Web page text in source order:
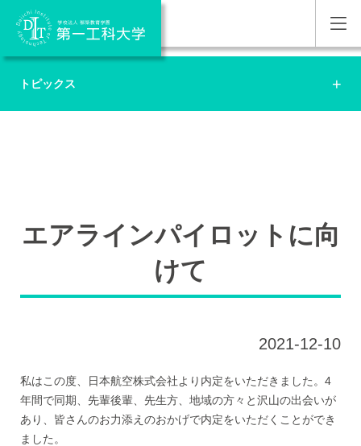
トピックス
エアラインパイロットに向
けて
2021-12-10
私はこの度、日本航空株式会社より内定をいただきました。4
年間で同期、先輩後輩、先生方、地域の方々と沢山の出会いが
あり、皆さんのお力添えのおかげで内定をいただくことができ
ました。